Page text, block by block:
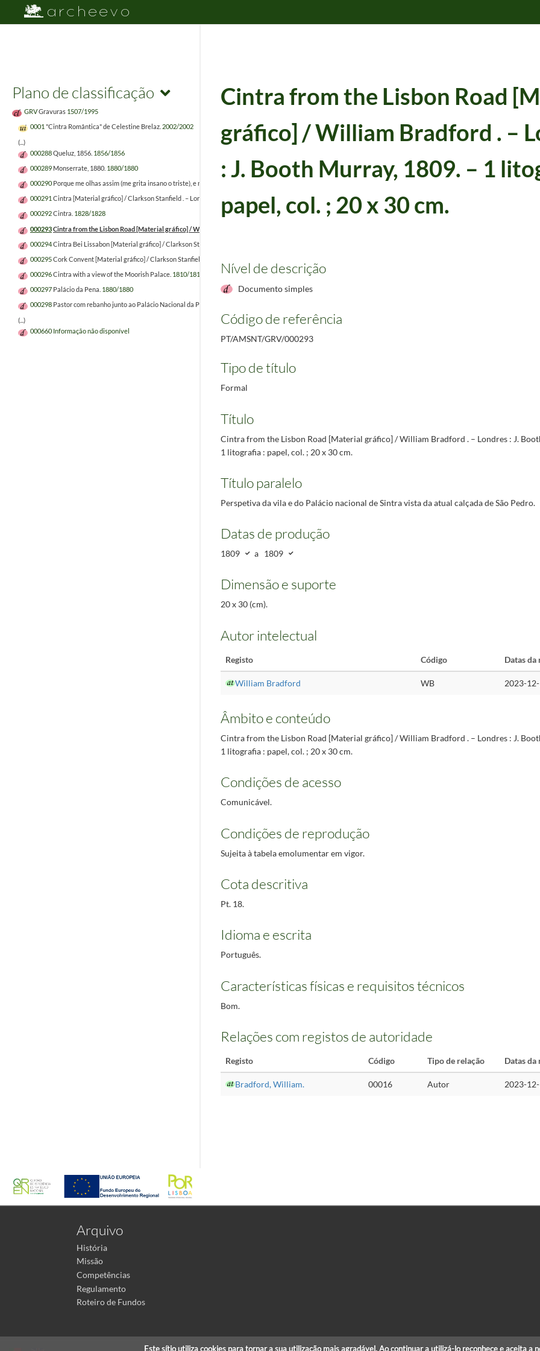
Plano de classificação
GRVGravuras 1507/1995
0001 "Cintra Romântica" de Celestine Brelaz. 2002/2002
(...)
000288Queluz, 1856. 1856/1856
000289 Monserrate, 1880. 1880/1880
000290 Porque me olhas assim (me grita insano o triste), e não aos mais do povo bruto?
000291 Cintra [Material gráfico] / Clarkson Stanfield . – Londres : J. Murray, 1832. – 1 litografia : papel, col. ; 10 x 15 cm.
1832/1832
000292Cintra. 1828/1828
000293Cintra from the Lisbon Road [Material gráfico] / William Bradford . – Londres : J. Booth Murray, 1809. – 1 litografia : papel, col. ; 20 x 30 cm.
000294Cintra Bei Lissabon [Material gráfico] / Clarkson Stanfield . – Londres : J. Murray, 1835. – 1 litografia : papel, p & b ; 10 x 15 cm.
000295Cork Convent [Material gráfico] / Clarkson Stanfield . – Londres : J. Murray, 1832. – 1 litografia : papel, p & b ; 10 x 15 cm.
000296Cintra with a view of the Moorish Palace. 1810/1810
000297 Palácio da Pena. 1880/1880
000298 Pastor com rebanho junto ao Palácio Nacional da Pena.
(...)
000660 Informação não disponível
Cintra from the Lisbon Road
gráfico] / William Bradford . –
: J. Booth Murray, 1809. – 1
papel, col. ; 20 x 30 cm.
Nível de descrição
Documento simples
Código de referência
PT/AMSNT/GRV/000293
Tipo de título
Formal
Título
Cintra from the Lisbon Road [Material gráfico] / William Bradford . – Londres : J.
1 litografia : papel, col. ; 20 x 30 cm.
Título paralelo
Perspetiva da vila e do Palácio nacional de Sintra vista da atual calçada de São Pedro.
Datas de produção
1809 a 1809
Dimensão e suporte
20 x 30 (cm).
Autor intelectual
Registo Código Datas da
William Bradford WB 2023-
Âmbito e conteúdo
Cintra from the Lisbon Road [Material gráfico] / William Bradford . – Londres : J.
1 litografia : papel, col. ; 20 x 30 cm.
Condições de acesso
Comunicável.
Condições de reprodução
Sujeita à tabela emolumentar em vigor.
Cota descritiva
Pt. 18.
Idioma e escrita
Português.
Características físicas e requisitos técnicos
Bom.
Relações com registos de autoridade
Registo Código Tipo de relação Datas da
Bradford, William. 00016 Autor 2023-
Arquivo
História
Missão
Competências
Regulamento
Roteiro de Fundos
Este sítio utiliza cookies para tornar a sua utilização mais agradável. Ao continuar a utilizá-lo reconhece e aceita a